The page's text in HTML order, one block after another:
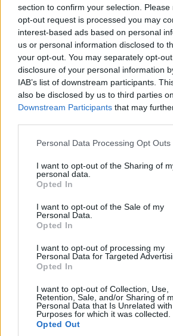
section to confirm your selection.
opt-out request is processed you may
interest-based ads based on personal
us or personal information disclosed to
your opt-out. You may separately opt-
disclosure of your personal information
IAB’s list of downstream participants.
also be disclosed by us to third parties
Downstream Participants that may
Please note that this website/app uses
not limited to your visit or usage
grant or deny consent to Google and its
use your data for below specified
consent section.
Personal Data Processing Opt Outs
I want to opt-out of the Sharing of
personal data.
Opted In
I want to opt-out of the Sale of my
Personal Data.
Opted In
I want to opt-out of processing my
Personal Data for Targeted
Opted In
I want to opt-out of Collection, Use,
Retention, Sale, and/or Sharing of
Personal Data that Is Unrelated
Purposes for which it was collected.
Opted Out
Ποντιόπουλα γεννημένα στην
(πηγή: Β. Αγτζίδη,
Ποντιακός
Γενοκτονία και το Σταλινισμό στην
Αφοί Κυριακίδη,